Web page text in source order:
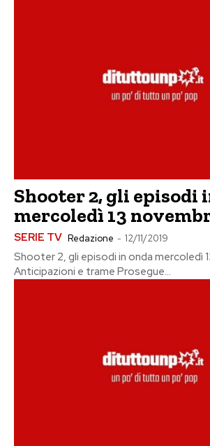
Shooter 2, gli episodi
mercoledì 13
SERIE TV Redazione - 12/11/2019
Shooter 2, gli episodi in onda mercoledì
Anticipazioni e trame Prosegue...